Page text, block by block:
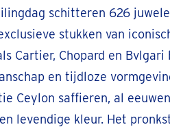
schitteren 626
stukken van
Cartier, Chopard en Bvlgari
en tijdloze
Ceylon saffieren, al
levendige kleur. Het